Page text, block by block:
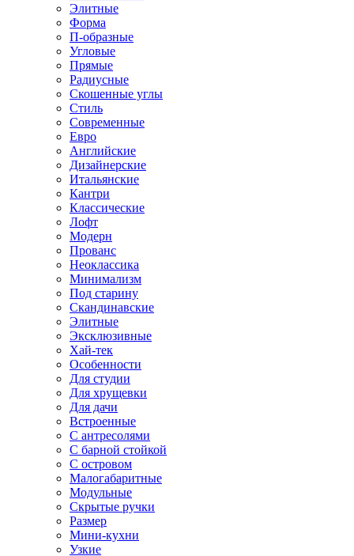
Элитные
Форма
П-образные
Угловые
Прямые
Радиусные
Скошенные углы
Стиль
Современные
Евро
Английские
Дизайнерские
Итальянские
Кантри
Классические
Лофт
Модерн
Прованс
Неоклассика
Минимализм
Под старину
Скандинавские
Элитные
Эксклюзивные
Хай-тек
Особенности
Для студии
Для хрущевки
Для дачи
Встроенные
С антресолями
С барной стойкой
С островом
Малогабаритные
Модульные
Скрытые ручки
Размер
Мини-кухни
Узкие